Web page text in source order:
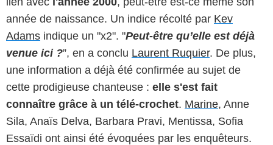
année de naissance. Un indice récolté par Kev
Adams indique un "x2". "Peut-être qu’elle est déjà
venue ici ?”, en a conclu Laurent Ruquier. De plus,
une information a déjà été confirmée au sujet de
cette prodigieuse chanteuse : elle s'est fait
connaître grâce à un télé-crochet. Marine, Anne
Sila, Anaïs Delva, Barbara Pravi, Mentissa, Sofia
Essaïdi ont ainsi été évoquées par les enquêteurs.